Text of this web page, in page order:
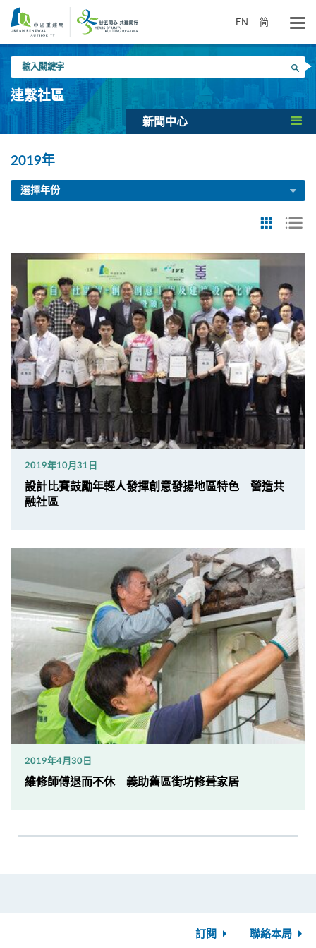
要
EN 简
入
關
鍵
搜尋
連繫社區
新聞中心
2019年
選擇年份
2019年10月31日
設計比賽鼓勵年輕人發揮創意發揚地區特色 營造共
融社區
2019年4月30日
維修師傅退而不休 義助舊區街坊修葺家居
訂閱 聯絡本局